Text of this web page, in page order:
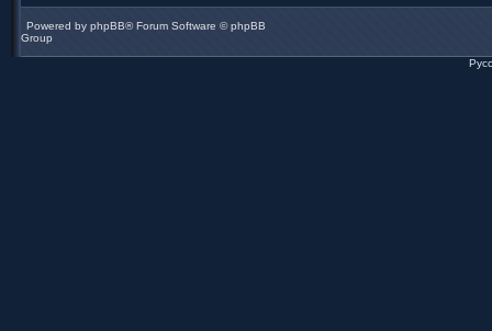
Powered by phpBB® Forum Software © phpBB
Group